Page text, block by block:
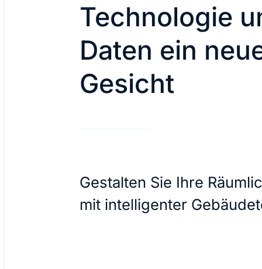
Technologie
Daten ein
Gesicht
Gestalten Sie Ihre
mit intelligenter